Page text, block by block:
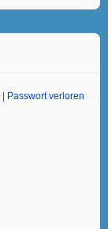
| Passwort verloren